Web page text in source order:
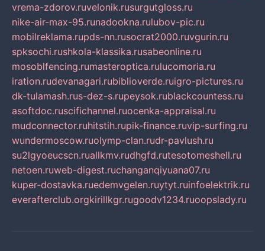
vrema-zdorov.ruvelonik.rusurgutgloss.ru
nike-air-max-95.runadookna.rulubov-pic.ru
mobilreklama.rupds-nn.rusocrat2000.ruvgurin.ru
spksochi.rushkola-klassika.rusabeonline.ru
mosoblfencing.rumasteroptica.rulucomoria.ru
iration.rudevanagari.rubiblioverde.ruigro-pictures.ru
dk-tulamash.rus-dez-s.rupeysok.rublackcountess.ru
asoftdoc.ruscifichannel.ruocenka-appraisal.ru
mudconnector.ruhitstih.rupik-finance.ruvip-surfing.ru
wundermoscow.ruolymp-clan.rudr-pavlush.ru
su2lgyoeucscn.ruallkmv.rudhgfd.rutesotomeshell.ru
netoen.ruweb-digest.ruchanganqiyuana07.ru
kuper-dostavka.ruedemvgelen.ruytyt.ruinfoelektrik.ru
everafterclub.orgkirillkgr.rugoodv1234.ruoopslady.ru